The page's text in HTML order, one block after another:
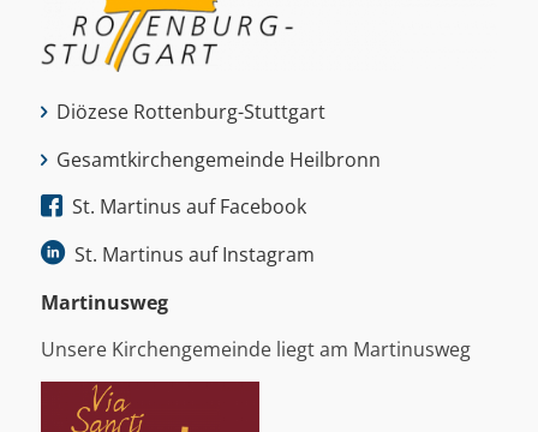
Diözese Rottenburg-Stuttgart
Gesamtkirchengemeinde Heilbronn
St. Martinus auf Facebook
St. Martinus auf Instagram
Martinus­weg
Unsere Kirchengemeinde liegt am Martinusweg